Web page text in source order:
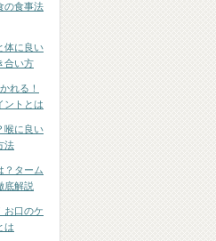
の食事法
体に良い
合い方
れる！
ントとは
喉に良い
法
？ターム
底解説
お口のケ
は